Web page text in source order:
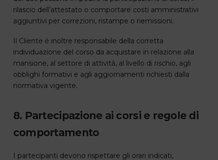
rilascio dell’attestato o comportare costi amministrativi
aggiuntivi per correzioni, ristampe o riemissioni.
Il Cliente è inoltre responsabile della corretta
individuazione del corso da acquistare in relazione alla
mansione, al settore di attività, al livello di rischio, agli
obblighi formativi e agli aggiornamenti richiesti dalla
normativa vigente.
8. Partecipazione ai corsi e regole di
comportamento
I partecipanti devono rispettare gli orari indicati,